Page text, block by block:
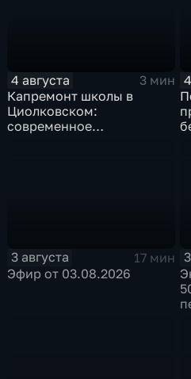
4 августа
3 мин
Капремонт школы в
Циолковском:
современное
3 августа
17 мин
Эфир от 03.08.2026